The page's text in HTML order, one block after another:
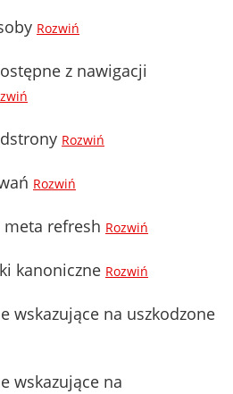
Rozwiń
z nawigacji
Rozwiń
Rozwiń
meta refresh Rozwiń
kanoniczne Rozwiń
wskazujące na uszkodzone
wskazujące na